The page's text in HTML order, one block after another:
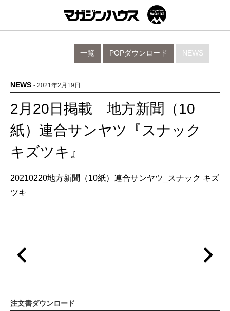
NEWS
POPダウンロード
一覧
NEWS - 2021年2月19日
2月20日掲載 地方新聞（10
紙）連合サンヤツ『スナック
キズツキ』
20210220地方新聞（10紙）連合サンヤツ_スナック キズ
ツキ
注文書ダウンロード